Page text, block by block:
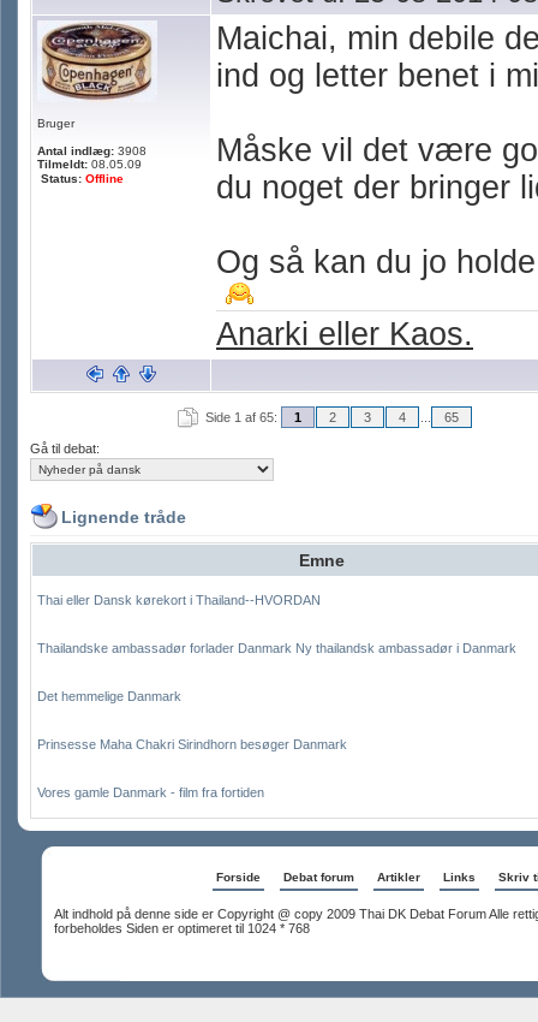
Bruger
Antal indlæg: 3908
Tilmeldt: 08.05.09
Status: Offline
Maichai, min debile
ind og letter benet i
Måske vil det være
du noget der bringer
Og så kan du jo
Anarki eller Kaos.
Side 1 af 65: 1 2 3 4 65
Gå til debat:
Lignende tråde
Emne
Thai eller Dansk kørekort i Thailand--HVORDAN
Thailandske ambassadør forlader Danmark Ny thailandsk ambassadør i Danmark
Det hemmelige Danmark
Prinsesse Maha Chakri Sirindhorn besøger Danmark
Vores gamle Danmark - film fra fortiden
Forside Debat forum Artikler Links Skriv
Alt indhold på denne side er Copyright @ copy 2009 Thai DK Debat Forum Alle
forbeholdes Siden er optimeret til 1024 * 768